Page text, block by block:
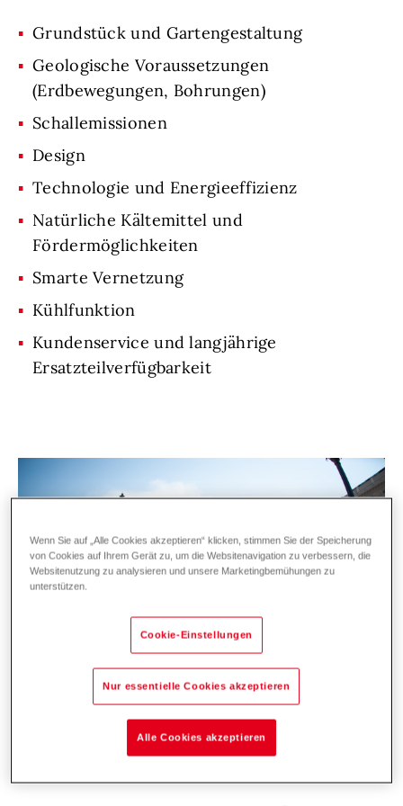
Grundstück und Gartengestaltung
Geologische Voraussetzungen
(Erdbewegungen, Bohrungen)
Schallemissionen
Design
Technologie und Energieeffizienz
Natürliche Kältemittel und
Fördermöglichkeiten
Smarte Vernetzung
Kühlfunktion
Kundenservice und langjährige
Ersatzteilverfügbarkeit
Heizungssanierung zum Fixpreis mit
QuickFix. Jetzt informieren!
Wenn Sie auf „Alle Cookies akzeptieren“ klicken, stimmen Sie der Speicherung
von Cookies auf Ihrem Gerät zu, um die Websitenavigation zu verbessern, die
Websitenutzung zu analysieren und unsere Marketingbemühungen zu
unterstützen.
Cookie-Einstellungen
Nur essentielle Cookies akzeptieren
Alle Cookies akzeptieren